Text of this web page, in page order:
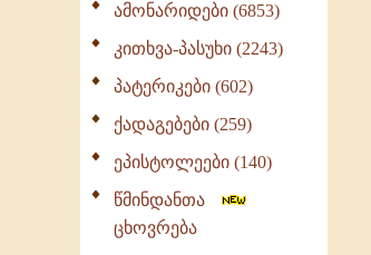
ამონარიდები (6853)
კითხვა-პასუხი (2243)
პატერიკები (602)
ქადაგებები (259)
ეპისტოლეები (140)
წმინდანთა
ცხოვრება